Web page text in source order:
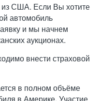
из США. Если Вы хотите
автомобиль
и мы начнем
аукционах.
внести страховой
в полном объёме
в Америке. Участие